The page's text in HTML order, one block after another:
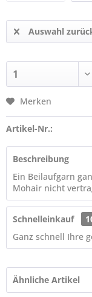
Auswahl
Merken
Artikel-Nr.:
Beschreibung
Ein Beilaufgarn
Mohair nicht
Schnelleinkauf
Ganz schnell Ihre
Ähnliche Artikel